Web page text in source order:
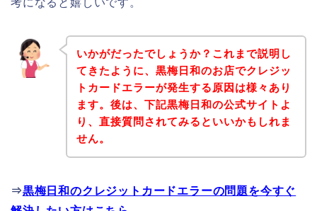
いかがだったでしょうか？これまで説明し
てきたように、黒梅日和のお店でクレジッ
トカードエラーが発生する原因は様々あり
ます。後は、下記黒梅日和の公式サイトよ
り、直接質問されてみるといいかもしれま
せん。
⇒黒梅日和のクレジットカードエラーの問題を今すぐ